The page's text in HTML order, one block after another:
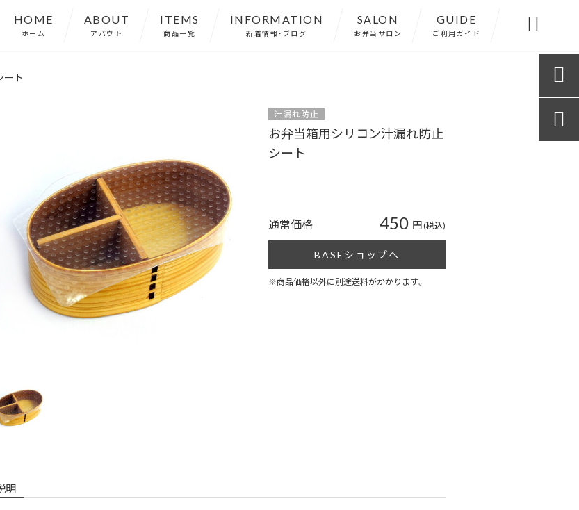
HOME
ホーム
ABOUT
アバウト
ITEMS
商品一覧
INFORMATION
新着情報・ブログ
SALON
お弁当サロン
GUIDE
ご利用ガイド 
ート
汁漏れ防止
お弁当箱用シリコン汁漏れ防止
シート
通常価格 450 円(税込)
BASEショップへ
※商品価格以外に別途送料がかかります。
明

